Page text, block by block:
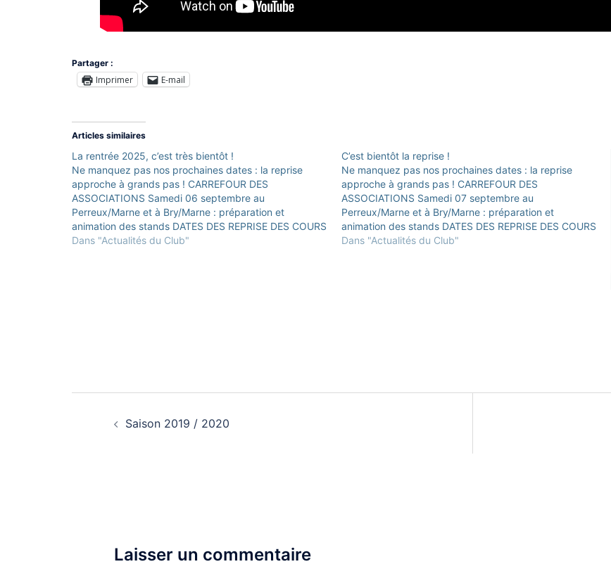
Partager :
Imprimer E-mail
Articles similaires
La rentrée 2025, c’est très bientôt !
Ne manquez pas nos prochaines dates : la reprise
approche à grands pas ! CARREFOUR DES
ASSOCIATIONS Samedi 06 septembre au
Perreux/Marne et à Bry/Marne : préparation et
animation des stands DATES DES REPRISE DES COURS
PERREUX SUR MARNE / BRY SUR MARNE
Dans "Actualités du Club"
C’est bientôt la reprise !
Ne manquez pas nos prochaines dates : la reprise
approche à grands pas ! CARREFOUR DES
ASSOCIATIONS Samedi 07 septembre au
Perreux/Marne et à Bry/Marne : préparation et
animation des stands DATES DES REPRISE DES COURS
PERREUX SUR MARNE / BRY SUR MARNE
Dans "Actualités du Club"
d’articleSaison 2019 / 2020
Laisser un commentaire